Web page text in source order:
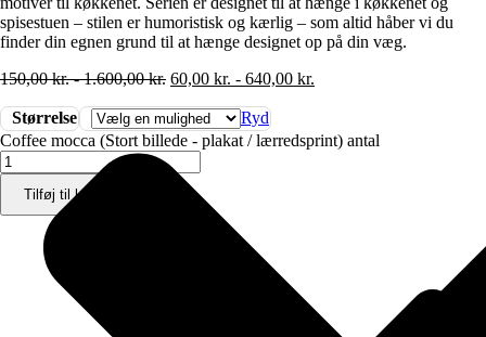
spisestuen – stilen er humoristisk og kærlig – som altid håber vi du
finder din egnen grund til at hænge designet op på din væg.
150,00kr.-1.600,00kr. 60,00 kr. - 640,00 kr.
Størrelse
Ryd
Coffee mocca (Stort billede - plakat / lærredsprint) antal
Tilføj til kurv